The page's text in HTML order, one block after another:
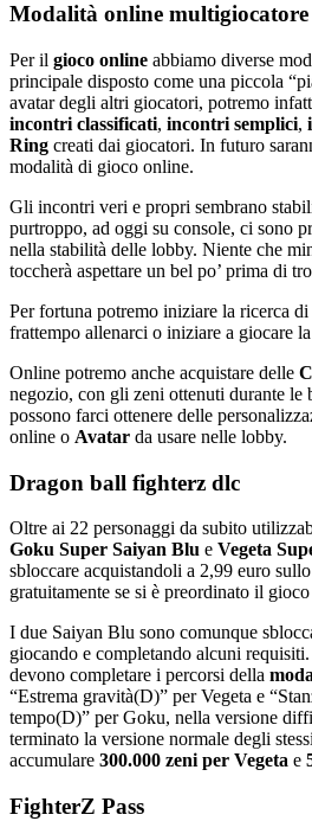
Modalità online
Per il gioco online abbiamo diverse
principale disposto come una piccola
avatar degli altri giocatori, potremo
incontri classificati, incontri semplici,
Ring creati dai giocatori. In futuro
modalità di gioco online.
Gli incontri veri e propri sembrano
purtroppo, ad oggi su console, ci sono
nella stabilità delle lobby. Niente che
toccherà aspettare un bel po’ prima di
Per fortuna potremo iniziare la ricerca
frattempo allenarci o iniziare a giocare
Online potremo anche acquistare delle
negozio, con gli zeni ottenuti durante le
possono farci ottenere delle
online o Avatar da usare nelle lobby.
Dragon ball fighterz dlc
Oltre ai 22 personaggi da subito
Goku Super Saiyan Blu e Vegeta
sbloccare acquistandoli a 2,99 euro
gratuitamente se si è preordinato il
I due Saiyan Blu sono comunque
giocando e completando alcuni
devono completare i percorsi della
“Estrema gravità(D)” per Vegeta e
tempo(D)” per Goku, nella versione
terminato la versione normale degli
accumulare 300.000 zeni per Vegeta e
FighterZ Pass